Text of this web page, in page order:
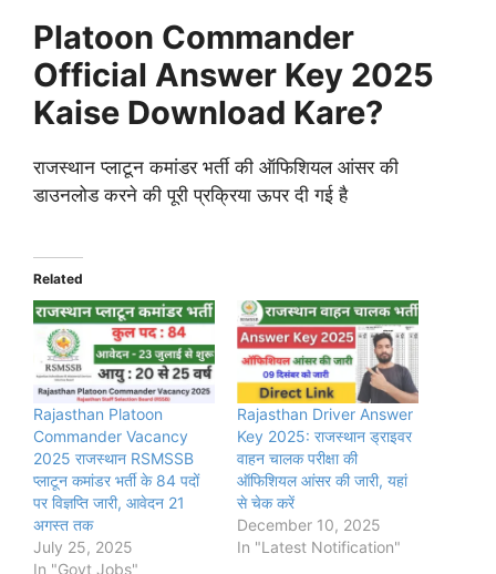
Platoon Commander
Official Answer Key 2025
Kaise Download Kare?
राजस्थान प्लाटून कमांडर भर्ती की ऑफिशियल आंसर की
डाउनलोड करने की पूरी प्रक्रिया ऊपर दी गई है
Related
Rajasthan Platoon
Commander Vacancy
2025 राजस्थान RSMSSB
प्लाटून कमांडर भर्ती के 84 पदों
पर विज्ञप्ति जारी, आवेदन 21
अगस्त तक
July 25, 2025
In "Govt Jobs"
Rajasthan Driver Answer
Key 2025: राजस्थान ड्राइवर
वाहन चालक परीक्षा की
ऑफिशियल आंसर की जारी, यहां
से चेक करें
December 10, 2025
In "Latest Notification"